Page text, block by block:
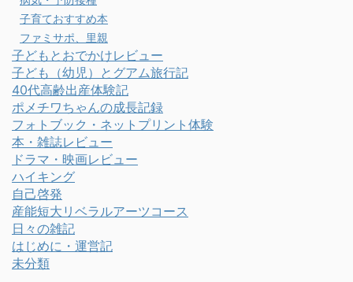
子育ておすすめ本
ファミサポ、里親
子どもとおでかけレビュー
子ども（幼児）とグアム旅行記
40代高齢出産体験記
ポメチワちゃんの成長記録
フォトブック・ネットプリント体験
本・雑誌レビュー
ドラマ・映画レビュー
ハイキング
自己啓発
産能短大リベラルアーツコース
日々の雑記
はじめに・運営記
未分類